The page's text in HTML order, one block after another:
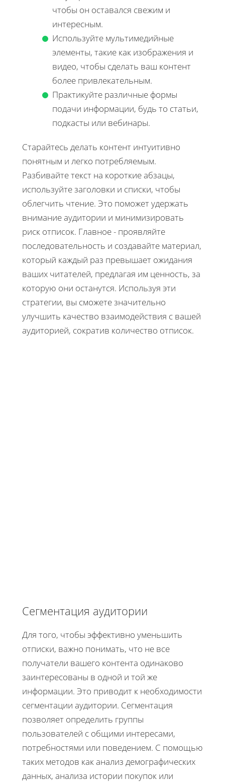
чтобы он оставался свежим и
интересным.
Используйте мультимедийные
элементы, такие как изображения и
видео, чтобы сделать ваш контент
более привлекательным.
Практикуйте различные формы
подачи информации, будь то статьи,
подкасты или вебинары.
Старайтесь делать контент интуитивно
понятным и легко потребляемым.
Разбивайте текст на короткие абзацы,
используйте заголовки и списки, чтобы
облегчить чтение. Это поможет удержать
внимание аудитории и минимизировать
риск отписок. Главное - проявляйте
последовательность и создавайте материал,
который каждый раз превышает ожидания
ваших читателей, предлагая им ценность, за
которую они останутся. Используя эти
стратегии, вы сможете значительно
улучшить качество взаимодействия с вашей
аудиторией, сократив количество отписок.
Сегментация аудитории
Для того, чтобы эффективно уменьшить
отписки, важно понимать, что не все
получатели вашего контента одинаково
заинтересованы в одной и той же
информации. Это приводит к необходимости
сегментации аудитории. Сегментация
позволяет определить группы
пользователей с общими интересами,
потребностями или поведением. С помощью
таких методов как анализ демографических
данных, анализа истории покупок или